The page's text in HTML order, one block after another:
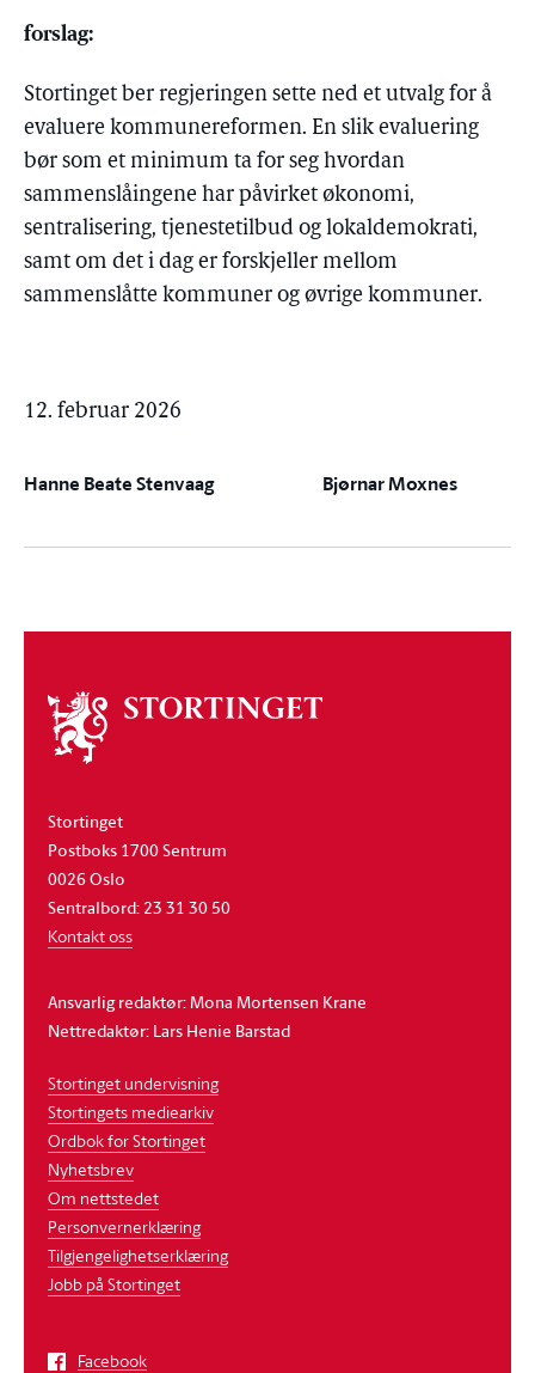
forslag:
Stortinget ber regjeringen sette ned et utvalg for å
evaluere kommunereformen. En slik evaluering
bør som et minimum ta for seg hvordan
sammenslåingene har påvirket økonomi,
sentralisering, tjenestetilbud og lokaldemokrati,
samt om det i dag er forskjeller mellom
sammenslåtte kommuner og øvrige kommuner.
12. februar 2026
Hanne Beate Stenvaag Bjørnar Moxnes
Om
stortinget
Stortinget
Postboks 1700 Sentrum
0026 Oslo
Sentralbord: 23 31 30 50
Kontakt oss
Ansvarlig redaktør: Mona Mortensen Krane
Nettredaktør: Lars Henie Barstad
Stortinget undervisning
Stortingets mediearkiv
Ordbok for Stortinget
Nyhetsbrev
Om nettstedet
Personvernerklæring
Tilgjengelighetserklæring
Jobb på Stortinget
Facebook